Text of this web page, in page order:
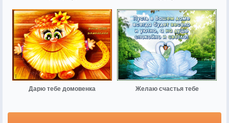
Дарю тебе домовенка Желаю счастья тебе